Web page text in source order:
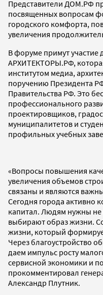
Представители ДОМ.РФ
посвященных вопросам
городского комфорта,
увеличения
В форуме примут
АРХИТЕКТОРЫ.РФ,
институтом медиа,
поручению Президента
Правительства РФ. Это
профессионального
проектировщиков,
муниципалитетов и
профильных учебных
«Вопросы повышения
увеличения объемов
связаны и являются
Сегодня города активно
капитал. Людям нужны
выбирают образ жизни.
жизни, который
Через благоустройство
даем импульс росту
сервисной экономики и
прокомментировал
Александр Плутник.